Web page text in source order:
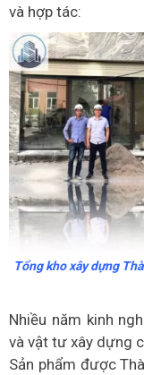
và hợp tác:
Tổng kho xây dựng
Nhiều năm kinh
và vật tư xây dựng
Sản phẩm được